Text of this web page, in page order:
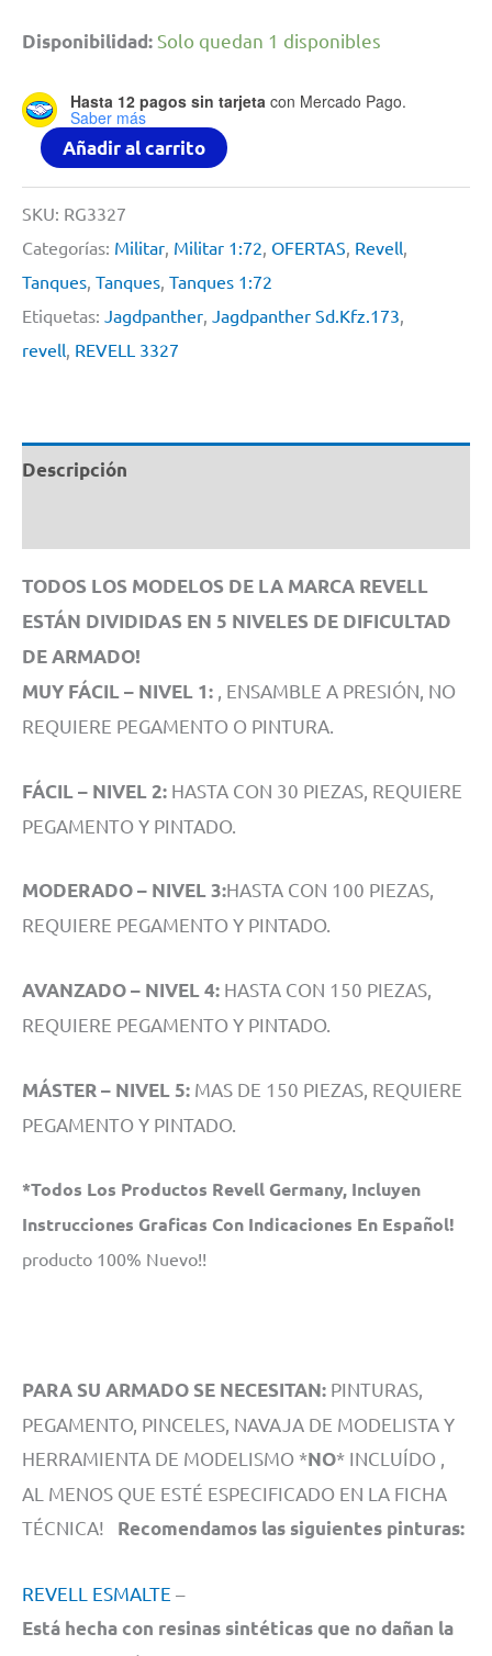
Disponibilidad: Solo quedan 1 disponibles
Hasta 12 pagos sin tarjeta con Mercado Pago.
Saber más
Jagdpanther
By
Revell
#
3327
1/72
Añadir al carrito
SKU: RG3327
Categorías: Militar Militar 1:72 OFERTAS Revell
Tanques Tanques Tanques 1:72
Etiquetas: Jagdpanther Jagdpanther Sd.Kfz.173
revell REVELL 3327
Descripción
TODOS LOS MODELOS DE LA MARCA REVELL
ESTÁN DIVIDIDAS EN 5 NIVELES DE DIFICULTAD
DE ARMADO!
MUY FÁCIL – NIVEL 1: , ENSAMBLE A PRESIÓN, NO
REQUIERE PEGAMENTO O PINTURA.
FÁCIL – NIVEL 2: HASTA CON 30 PIEZAS, REQUIERE
PEGAMENTO Y PINTADO.
MODERADO – NIVEL 3:HASTA CON 100 PIEZAS,
REQUIERE PEGAMENTO Y PINTADO.
AVANZADO – NIVEL 4: HASTA CON 150 PIEZAS,
REQUIERE PEGAMENTO Y PINTADO.
MÁSTER – NIVEL 5: MAS DE 150 PIEZAS, REQUIERE
PEGAMENTO Y PINTADO.
*Todos Los Productos Revell Germany, Incluyen
Instrucciones Graficas Con Indicaciones En Español!
producto 100% Nuevo!!
PARA SU ARMADO SE NECESITAN: PINTURAS,
PEGAMENTO, PINCELES, NAVAJA DE MODELISTA Y
HERRAMIENTA DE MODELISMO *NO* INCLUÍDO ,
AL MENOS QUE ESTÉ ESPECIFICADO EN LA FICHA
TÉCNICA! Recomendamos las siguientes pinturas:
REVELL ESMALTE –
Está hecha con resinas sintéticas que no dañan la